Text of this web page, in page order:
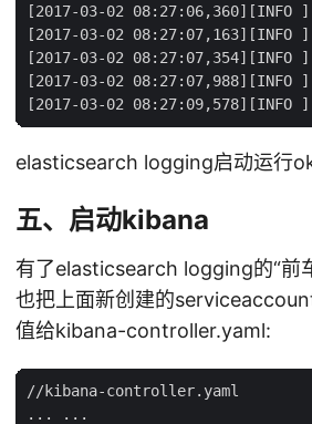
[2017-03-02
[2017-03-02
[2017-03-02
[2017-03-02
elasticsearch logging启动运行ok
五、启动kibana
有了elasticsearch logging的“前
也把上面新创建的
值给kibana-controller.yaml:
//kibana-controller.yaml
... ...